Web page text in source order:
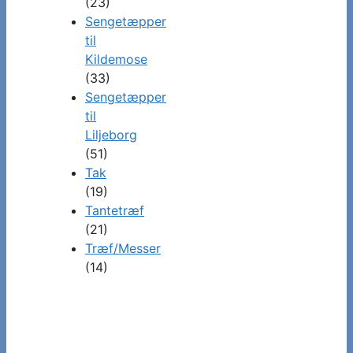
Sengetæpper
til
Kildemose
(33)
Sengetæpper
til
Liljeborg
(51)
Tak
(19)
Tantetræf
(21)
Træf/Messer
(14)